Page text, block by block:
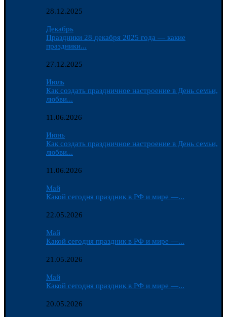
28.12.2025
Декабрь
Праздники 28 декабря 2025 года — какие
праздники...
27.12.2025
Июль
Как создать праздничное настроение в День семьи,
любви...
11.06.2026
Июнь
Как создать праздничное настроение в День семьи,
любви...
11.06.2026
Май
Какой сегодня праздник в РФ и мире —...
22.05.2026
Май
Какой сегодня праздник в РФ и мире —...
21.05.2026
Май
Какой сегодня праздник в РФ и мире —...
20.05.2026